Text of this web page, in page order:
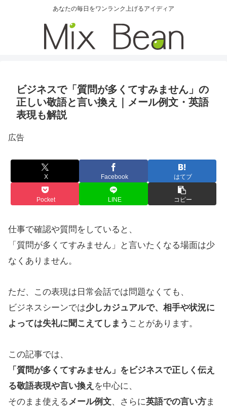
あなたの毎日をワンランク上げるアイディア
ビジネスで「質問が多くてすみません」の
正しい敬語と言い換え｜メール例文・英語
表現も解説
広告
X Facebook はてブ
Pocket LINE コピー
仕事で確認や質問をしていると、
「質問が多くてすみません」と言いたくなる場面は少
なくありません。
ただ、この表現は日常会話では問題なくても、
ビジネスシーンでは少しカジュアルで、相手や状況に
よっては失礼に聞こえてしまう ことがあります。
この記事では、
「質問が多くてすみません」をビジネスで正しく伝え
る敬語表現や言い換え を中心に、
そのまま使えるメール例文、さらに英語での言い方ま